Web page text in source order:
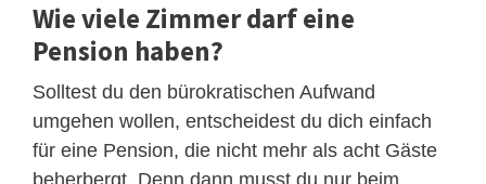
Wie viele Zimmer darf eine
Pension haben?
Solltest du den bürokratischen Aufwand
umgehen wollen, entscheidest du dich einfach
für eine Pension, die nicht mehr als acht Gäste